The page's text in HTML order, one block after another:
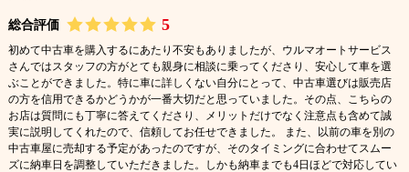
総合評価 5
初めて中古車を購入するにあたり不安もありましたが、ウルマオートサービス
さんではスタッフの方がとても親身に相談に乗ってくださり、安心して車を選
ぶことができました。特に車に詳しくない自分にとって、中古車選びは販売店
の方を信用できるかどうかが一番大切だと思っていました。その点、こちらの
お店は質問にも丁寧に答えてくださり、メリットだけでなく注意点も含めて誠
実に説明してくれたので、信頼してお任せできました。 また、以前の車を別の
中古車屋に売却する予定があったのですが、そのタイミングに合わせてスムー
ズに納車日を調整していただきました。しかも納車までも4日ほどで対応してい